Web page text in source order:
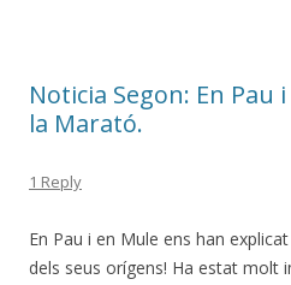
Noticia Segon: En Pau
la Marató.
1 Reply
En Pau i en Mule ens han
dels seus orígens! Ha estat molt